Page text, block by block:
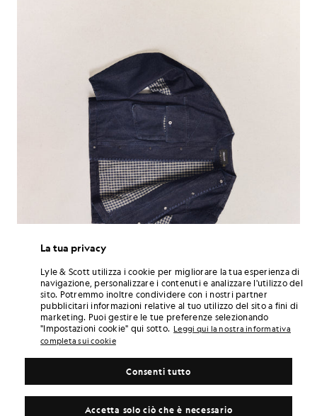
La tua privacy
Lyle & Scott utilizza i cookie per migliorare la tua esperienza di
navigazione, personalizzare i contenuti e analizzare l'utilizzo del
sito. Potremmo inoltre condividere con i nostri partner
pubblicitari informazioni relative al tuo utilizzo del sito a fini di
marketing. Puoi gestire le tue preferenze selezionando
"Impostazioni cookie" qui sotto. Leggi qui la nostra informativa
completa sui cookie
Accetta solo ciò che è necessario
Consenti tutto